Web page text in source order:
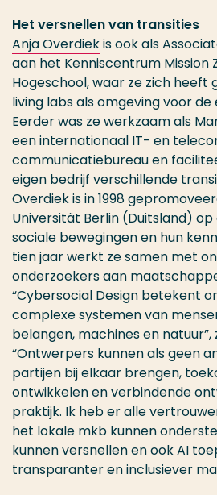
Het versnellen van transities
Anja Overdiekis ook als
aan het Kenniscentrum Mission
Hogeschool, waar ze zich heeft
living labs als omgeving voor
Eerder was ze werkzaam als
een internationaal IT- en
communicatiebureau en
eigen bedrijf verschillende
Overdiek is in 1998
Universität Berlin (Duitsland)
sociale bewegingen en hun
tien jaar werkt ze samen met
onderzoekers aan
“Cybersocial Design betekent
complexe systemen van
belangen, machines en natuur”,
“Ontwerpers kunnen als geen
partijen bij elkaar brengen,
ontwikkelen en verbindende
praktijk. Ik heb er alle
het lokale mkb kunnen
kunnen versnellen en ook AI
transparanter en inclusiever